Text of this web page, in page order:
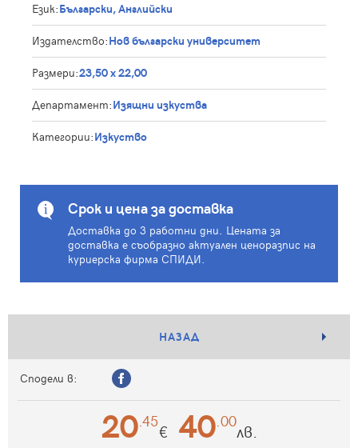
Език:Български, Английски
Издателство:Нов български университет
Размери:23,50 х 22,00
Департамент:Изящни изкуства
Категории:Изкуство
Срок и цена за доставка
Доставка до 3 работни дни. Цената за
доставка е съобразно актуален ценоразпис на
куриерска фирма СПИДИ.
НАЗАД
Сподели в:
20.45€ 40.00лв.